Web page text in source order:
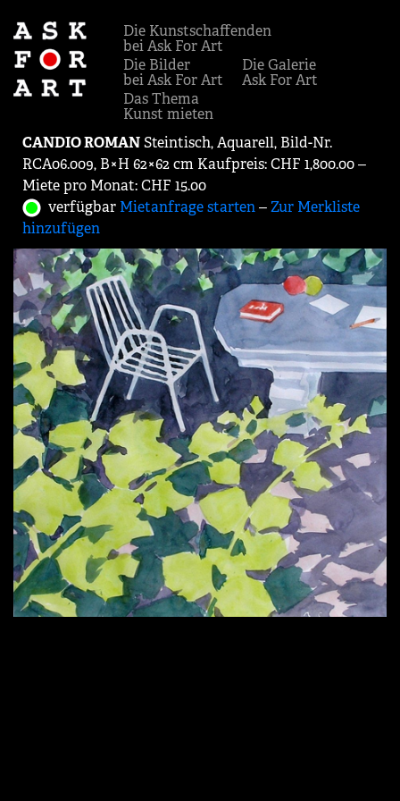
Die Kunstschaffenden
bei Ask For Art
Die Bilder
bei Ask For Art
Die Galerie
Ask For Art
Das Thema
Kunst mieten
CANDIO ROMANSteintisch, Aquarell, Bild-Nr.
RCA06.009, B×H 62×62 cm Kaufpreis: CHF 1,800.00 ‒
Miete pro Monat: CHF 15.00
verfügbar Mietanfrage starten‒Zur Merkliste
hinzufügen